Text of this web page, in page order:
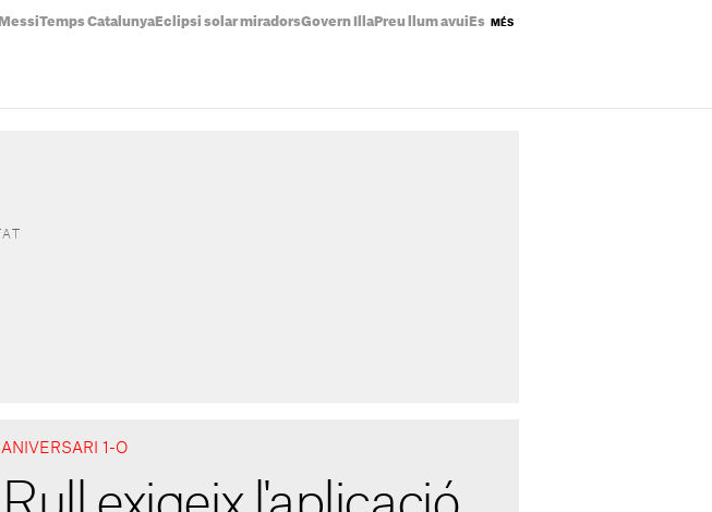
MessiTemps Catalunya Eclipsi solar miradorsGovern Illa Preu llum avui Estrenes Netflix
MÉS
ANIVERSARI 1-O